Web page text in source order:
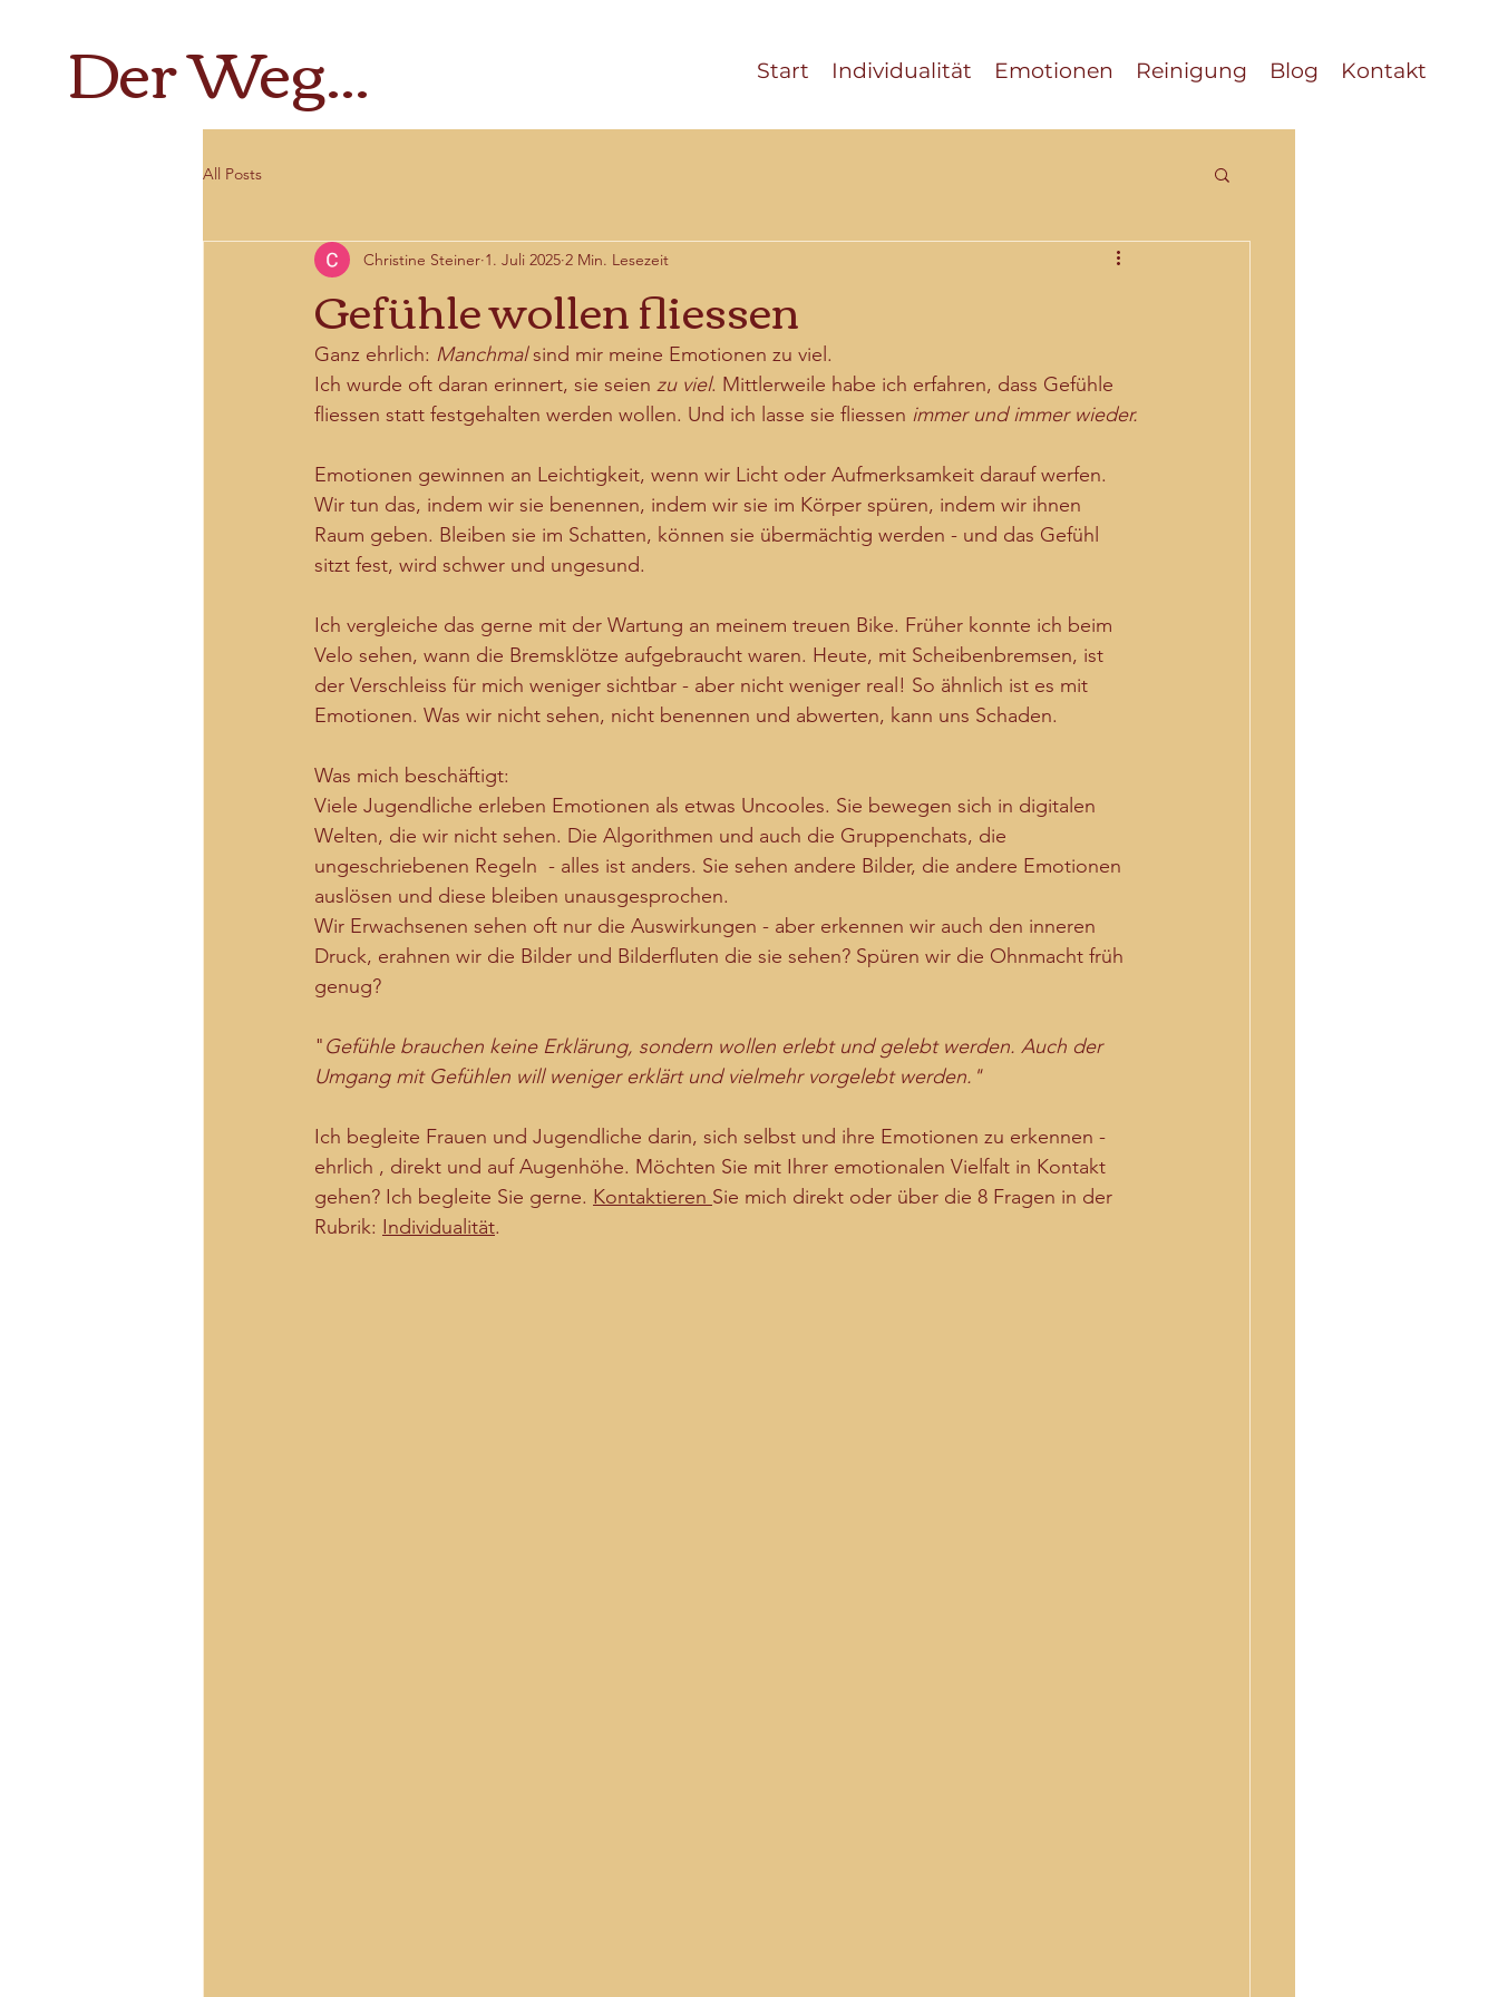
Der Weg... Start Individualität Emotionen Reinigung Blog Kontakt
All Posts
Gefühle wollen fliessen
Christine Steiner 1. Juli 2025 2 Min. Lesezeit
Ganz ehrlich: Manchmal sind mir meine Emotionen zu viel.
Ich wurde oft daran erinnert, sie seien zu viel. Mittlerweile habe ich erfahren, dass Gefühle
fliessen statt festgehalten werden wollen. Und ich lasse sie fliessen immer und immer wieder.
Emotionen gewinnen an Leichtigkeit, wenn wir Licht oder Aufmerksamkeit darauf werfen.
Wir tun das, indem wir sie benennen, indem wir sie im Körper spüren, indem wir ihnen
Raum geben. Bleiben sie im Schatten, können sie übermächtig werden - und das Gefühl
sitzt fest, wird schwer und ungesund.
Ich vergleiche das gerne mit der Wartung an meinem treuen Bike. Früher konnte ich beim
Velo sehen, wann die Bremsklötze aufgebraucht waren. Heute, mit Scheibenbremsen, ist
der Verschleiss für mich weniger sichtbar - aber nicht weniger real! So ähnlich ist es mit
Emotionen. Was wir nicht sehen, nicht benennen und abwerten, kann uns Schaden.
Was mich beschäftigt:
Viele Jugendliche erleben Emotionen als etwas Uncooles. Sie bewegen sich in digitalen
Welten, die wir nicht sehen. Die Algorithmen und auch die Gruppenchats, die
ungeschriebenen Regeln  - alles ist anders. Sie sehen andere Bilder, die andere Emotionen
auslösen und diese bleiben unausgesprochen.
Wir Erwachsenen sehen oft nur die Auswirkungen - aber erkennen wir auch den inneren
Druck, erahnen wir die Bilder und Bilderfluten die sie sehen? Spüren wir die Ohnmacht früh
genug?
"Gefühle brauchen keine Erklärung, sondern wollen erlebt und gelebt werden. Auch der
Umgang mit Gefühlen will weniger erklärt und vielmehr vorgelebt werden."
Ich begleite Frauen und Jugendliche darin, sich selbst und ihre Emotionen zu erkennen -
ehrlich , direkt und auf Augenhöhe. Möchten Sie mit Ihrer emotionalen Vielfalt in Kontakt
gehen? Ich begleite Sie gerne. Kontaktieren Sie mich direkt oder über die 8 Fragen in der
Rubrik: Individualität.